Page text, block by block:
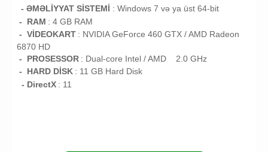
- ƏMƏLİYYAT SİSTEMİ : Windows 7 və ya üst 64-bit
- RAM : 4 GB RAM
- VİDEOKART : NVIDIA GeForce 460 GTX / AMD Radeon
6870 HD
- PROSESSOR : Dual-core Intel / AMD 2.0 GHz
- HARD DİSK : 11 GB Hard Disk
- DirectX : 11